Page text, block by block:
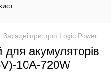
Зарядні пристрої Logic Power
для акумуляторів
10A-720W